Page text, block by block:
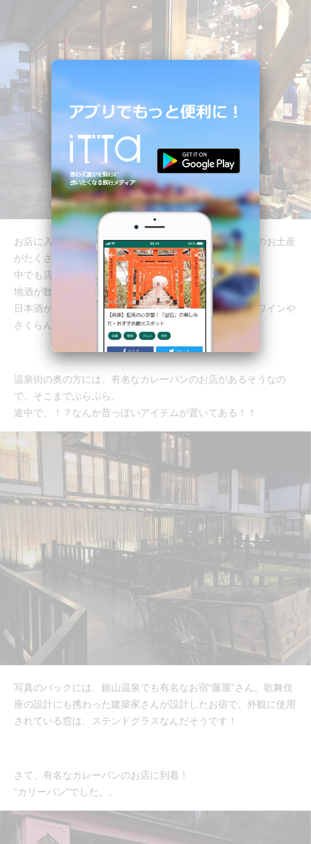
お店に入ると、ずんだやお米を使ったお菓子など、地元のお土産
がたくさんおいてありました。
中でも店員さんが特におすすめしてくれるのが、お酒ｗ
地酒が数多く置いてあり、試飲もできます。
日本酒が苦手な方には、山形はフルーツも有名なので、ワインや
さくらんぼのお酒もおすすめですよ！
温泉街の奥の方には、有名なカレーパンのお店があるそうなの
で、そこまでぶらぶら。
途中で、！？なんか昔っぽいアイテムが置いてある！！
写真のバックには、銀山温泉でも有名なお宿“藤屋”さん。歌舞伎
座の設計にも携わった建築家さんが設計したお宿で、外観に使用
されている窓は、ステンドグラスなんだそうです！
さて、有名なカレーパンのお店に到着！
“カリーパン”でした。。